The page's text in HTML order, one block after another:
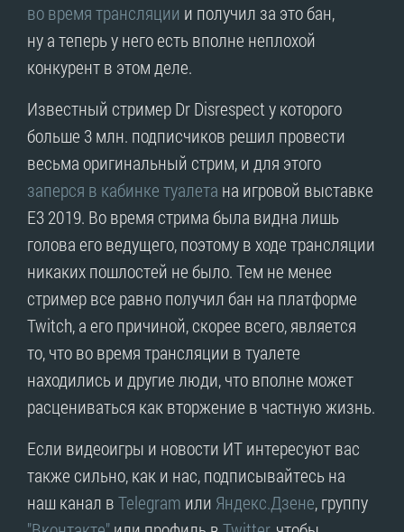
во время трансляции и получил за это бан,
ну а теперь у него есть вполне неплохой
конкурент в этом деле.
Известный стример Dr Disrespect у которого
больше 3 млн. подписчиков решил провести
весьма оригинальный стрим, и для этого
заперся в кабинке туалета на игровой выставке
E3 2019. Во время стрима была видна лишь
голова его ведущего, поэтому в ходе трансляции
никаких пошлостей не было. Тем не менее
стример все равно получил бан на платформе
Twitch, а его причиной, скорее всего, является
то, что во время трансляции в туалете
находились и другие люди, что вполне может
расцениваться как вторжение в частную жизнь.
Если видеоигры и новости ИТ интересуют вас
также сильно, как и нас, подписывайтесь на
наш канал вTelegram или Яндекс.Дзене, группу